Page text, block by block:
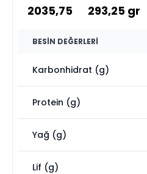
2035,75 293,25gr
BESIN DEĞERLERI
Karbonhidrat (g)
Protein (g)
Yağ (g)
Lif (g)